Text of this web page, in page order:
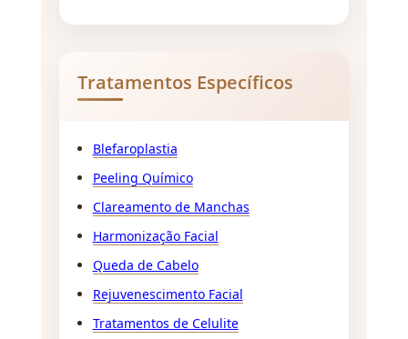
Tratamentos Específicos
Blefaroplastia
Peeling Químico
Clareamento de Manchas
Harmonização Facial
Queda de Cabelo
Rejuvenescimento Facial
Tratamentos de Celulite